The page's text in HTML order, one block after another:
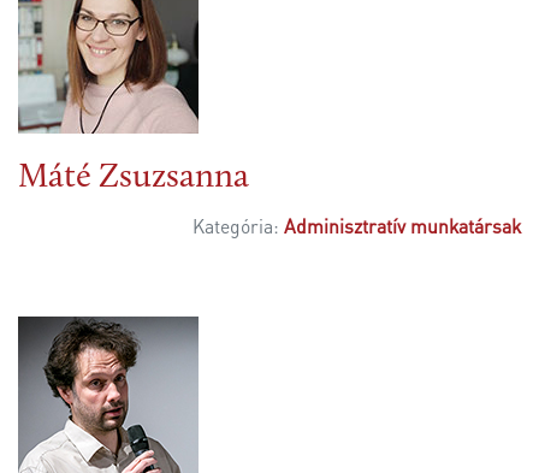
Máté Zsuzsanna
Kategória: Adminisztratív munkatársak